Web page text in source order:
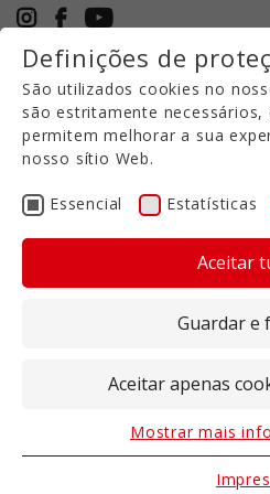
+49 5971 94632-0
autoFLOAT
Ativação e desativação
óleo dos cilindros
eletricamente para a linha
permite que os cilindros se
válvulas accionadas
novamente fechadas para
Definições de
São utilizados cookies no
são estritamente
permitem melhorar a sua
nosso sítio Web.
Essencial Estatísticas
Aceitar
Guardar e
Aceitar apenas
Os cookies essenciais são
Mostrar mais